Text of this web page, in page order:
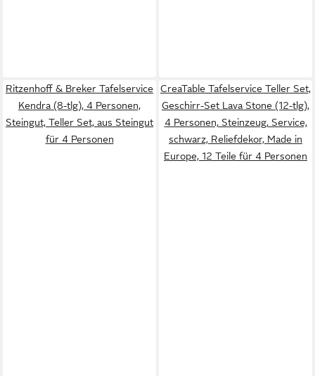
Ritzenhoff & Breker Tafelservice
Kendra (8-tlg), 4 Personen,
Steingut, Teller Set, aus Steingut
für 4 Personen
CreaTable Tafelservice Teller Set,
Geschirr-Set Lava Stone (12-tlg),
4 Personen, Steinzeug, Service,
schwarz, Reliefdekor, Made in
Europe, 12 Teile für 4 Personen